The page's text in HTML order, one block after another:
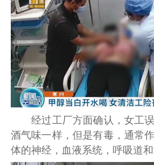
经过工厂方面确认，女工误
酒气味一样，但是有毒，通常
体的神经，血液系统，呼吸道和